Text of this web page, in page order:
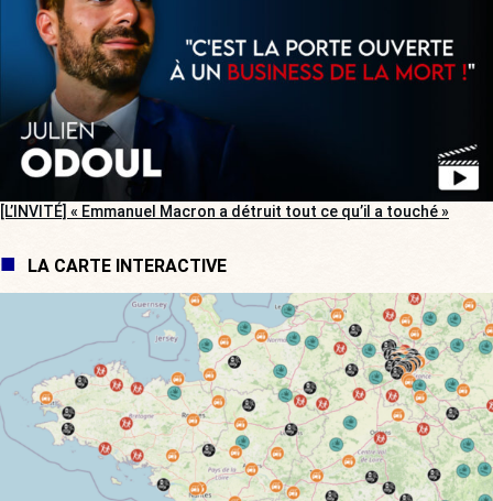
[L’INVITÉ] « Emmanuel Macron a détruit tout ce qu’il a touché »
LA CARTE INTERACTIVE